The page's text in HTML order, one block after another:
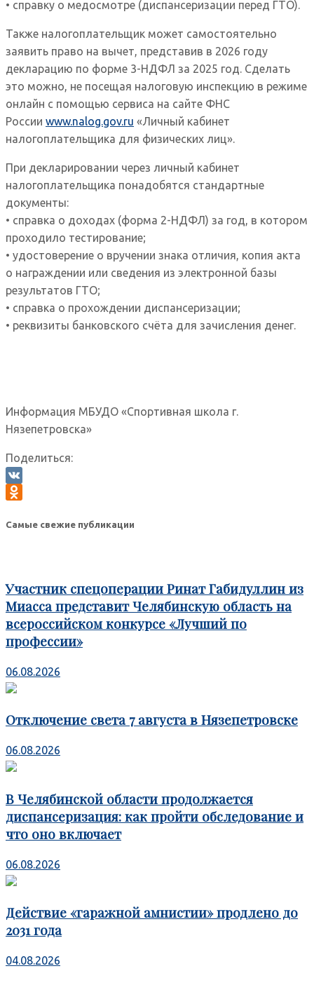
• справку о медосмотре (диспансеризации перед ГТО).
Также налогоплательщик может самостоятельно
заявить право на вычет, представив в 2026 году
декларацию по форме 3-НДФЛ за 2025 год. Сделать
это можно, не посещая налоговую инспекцию в режиме
онлайн с помощью сервиса на сайте ФНС
России www.nalog.gov.ru «Личный кабинет
налогоплательщика для физических лиц».
При декларировании через личный кабинет
налогоплательщика понадобятся стандартные
документы:
• справка о доходах (форма 2-НДФЛ) за год, в котором
проходило тестирование;
• удостоверение о вручении знака отличия, копия акта
о награждении или сведения из электронной базы
результатов ГТО;
• справка о прохождении диспансеризации;
• реквизиты банковского счёта для зачисления денег.
Информация МБУДО «Спортивная школа г.
Нязепетровска»
Поделиться:
VK
Самые свежие публикации
Участник спецоперации Ринат Габидуллин из
Миасса представит Челябинскую область на
всероссийском конкурсе «Лучший по
профессии»
06.08.2026
Отключение света 7 августа в Нязепетровске
06.08.2026
В Челябинской области продолжается
диспансеризация: как пройти обследование и
что оно включает
06.08.2026
Действие «гаражной амнистии» продлено до
2031 года
04.08.2026